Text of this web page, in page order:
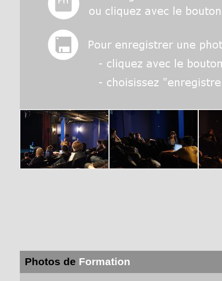
Photos de Formation